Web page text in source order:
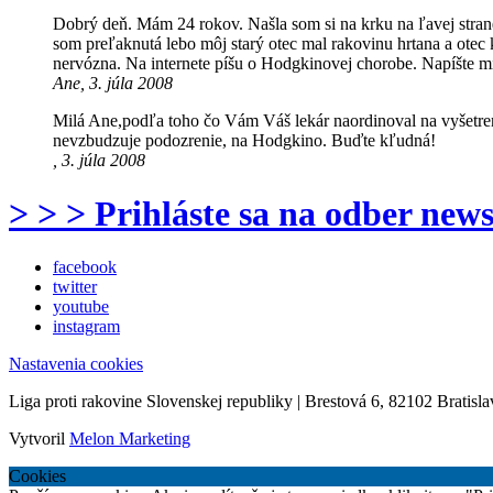
Dobrý deň. Mám 24 rokov. Našla som si na krku na ľavej
som preľaknutá lebo môj starý otec mal rakovinu hrtana a
nervózna. Na internete píšu o Hodgkinovej chorobe. Napíšte
Ane, 3. júla 2008
Milá Ane,podľa toho čo Vám Váš lekár naordinoval na
nevzbudzuje podozrenie, na Hodgkino. Buďte kľudná!
, 3. júla 2008
> > > Prihláste sa na odber
facebook
twitter
youtube
instagram
Nastavenia cookies
Liga proti rakovine Slovenskej republiky | Brestová 6, 82102
Vytvoril Melon Marketing
Cookies